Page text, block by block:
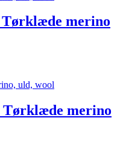
merino
Tørklæde merino